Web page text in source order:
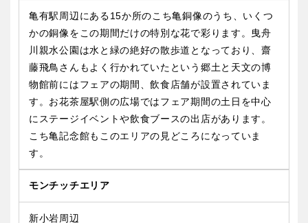
亀有駅周辺にある15か所のこち亀銅像のうち、いくつ
かの銅像をこの期間だけの特別な花で彩ります。曳舟
川親水公園は水と緑の絶好の散歩道となっており、齋
藤飛鳥さんもよく行かれていたという郷土と天文の博
物館前にはフェアの期間、飲食店舗が設置されていま
す。お花茶屋駅側の広場ではフェア期間の土日を中心
にステージイベントや飲食ブースの出店があります。
こち亀記念館もこのエリアの見どころになっていま
す。
モンチッチエリア
新小岩周辺